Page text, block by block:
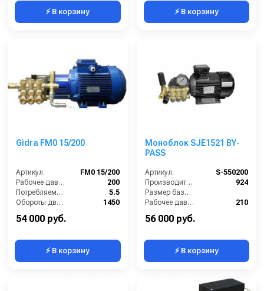
⚡ В корзину ⚡ В корзину
Gidra FM0 15/200
Артикул:
FM0 15/200
Рабочее давление (бар):
200
Потребляемая мощность (кВт):
5.5
Обороты двигателя (об/мин):
1450
54 000 руб.
⚡ В корзину
Моноблок SJE1521 BY-
PASS
Артикул:
S-550200
Производительность (л/ч):
924
Размер базовой станции (ДхШхВ):
Рабочее давление (бар):
210
56 000 руб.
⚡ В корзину